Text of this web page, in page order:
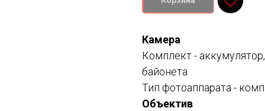
Камера
Комплект -
байонета
Тип фотоаппарата -
Объектив